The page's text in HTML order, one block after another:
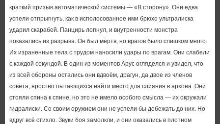
краткий призыв автоматической системы — «В сторону». Они едва
успели отпрыгнуть, как в исполосованное ими брюхо ультралиска
ударил скарабей. Панцирь лопнул, и внутренности монстра
показались из разрыва. Он был мёртв, но врагов было слишком много.
Их израненные тела с трудом наносили удары по врагам. Они слабели
с каждой секундой. В один из моментов Арус огляделся и увидел, что
из всей обороны остались они вдвоём, драгун, да двое из членов
совета, яростно пытающихся найти место для слияния в архона. Они
стояли спина к спине, но это не имело особого смысла — их окружали
гидралиски. Со своим оружием они не успели бы добежать до них. Но
вдруг всё стихло. Звуки боя замолкли, и они оказались в плотном